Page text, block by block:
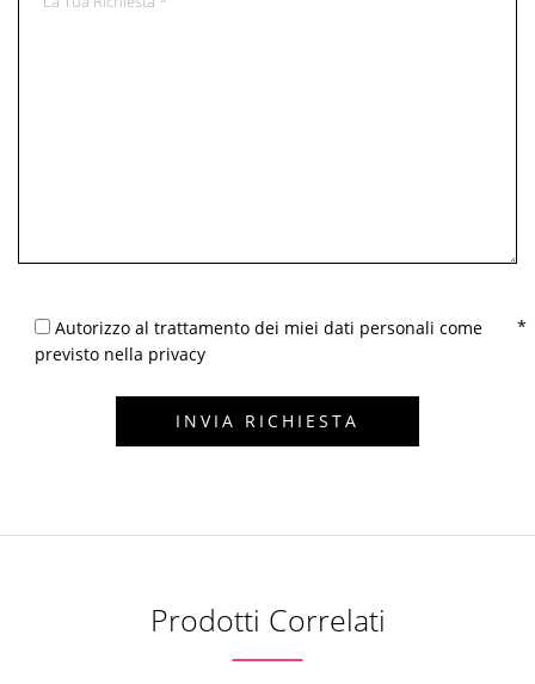
Autorizzo al trattamento dei miei dati personali come
previsto nella privacy
Prodotti Correlati